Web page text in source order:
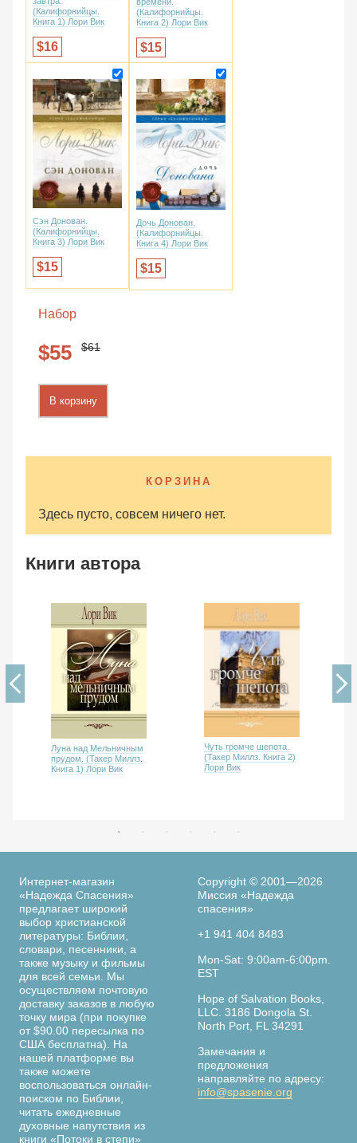
(Калифорнийцы.
Книга 1) Лори Вик
16
(Калифорнийцы.
Книга 2) Лори Вик
15
Сэн Донован.
(Калифорнийцы.
Книга 3) Лори Вик
15
Дочь Донован.
(Калифорнийцы.
Книга 4) Лори Вик
15
Набор
55 61
В корзину
КОРЗИНА
Здесь пусто, совсем ничего нет.
Книги автора
Луна над Мельничным
прудом. (Такер Миллз.
Книга 1) Лори Вик
Чуть громче шепота.
(Такер Миллз. Книга 2)
Лори Вик
Интернет-магазин
«Надежда Спасения»
предлагает широкий
выбор христианской
литературы: Библии,
словари, песенники, а
также музыку и фильмы
для всей семьи. Мы
осуществляем почтовую
доставку заказов в любую
точку мира (при покупке
от $90.00 пересылка по
США бесплатна). На
нашей платформе вы
также можете
воспользоваться онлайн-
поиском по Библии,
читать ежедневные
духовные напутствия из
книги «Потоки в степи»
Copyright © 2001—2026
Миссия «Надежда
спасения»
+1 941 404 8483
Mon-Sat: 9:00am-6:00pm.
EST
Hope of Salvation Books,
LLC. 3186 Dongola St.
North Port, FL 34291
Замечания и
предложения
направляйте по адресу:
info@spasenie.org